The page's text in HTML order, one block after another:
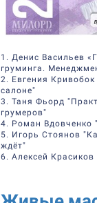
1. Денис Васильев
груминга.
2. Евгения
салоне"
3. Таня Фьорд
грумеров"
4. Роман Вдовченко
5. Игорь Стоянов
ждёт"
6. Алексей Красиков